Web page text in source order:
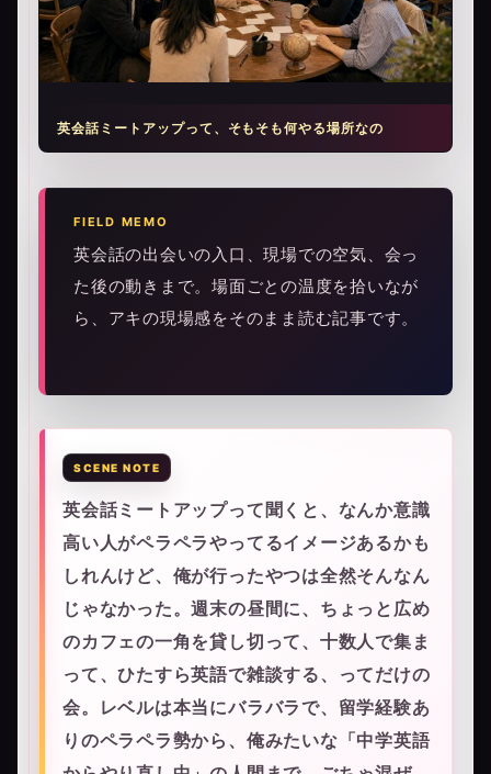
英会話ミートアップって、そもそも何やる場所なの
FIELD MEMO
英会話の出会いの入口、現場での空気、会っ
た後の動きまで。場面ごとの温度を拾いなが
ら、アキの現場感をそのまま読む記事です。
英会話ミートアップって聞くと、なんか意識
高い人がペラペラやってるイメージあるかも
しれんけど、俺が行ったやつは全然そんなん
じゃなかった。週末の昼間に、ちょっと広め
のカフェの一角を貸し切って、十数人で集ま
って、ひたすら英語で雑談する、ってだけの
会。レベルは本当にバラバラで、留学経験あ
りのペラペラ勢から、俺みたいな「中学英語